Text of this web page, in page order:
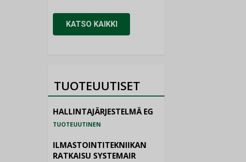
KATSO KAIKKI
TUOTEUUTISET
HALLINTAJÄRJESTELMÄ EG
TUOTEUUTINEN
ILMASTOINTITEKNIIKAN
RATKAISU SYSTEMAIR